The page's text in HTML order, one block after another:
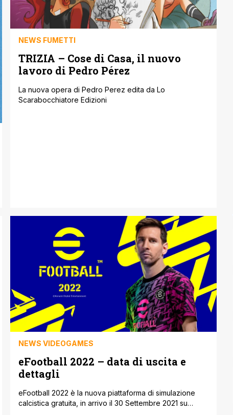
NEWS FUMETTI
TRIZIA – Cose di Casa, il nuovo
lavoro di Pedro Pérez
La nuova opera di Pedro Perez edita da Lo
Scarabocchiatore Edizioni
NEWS VIDEOGAMES
eFootball 2022 – data di uscita e
dettagli
eFootball 2022 è la nuova piattaforma di simulazione
calcistica gratuita, in arrivo il 30 Settembre 2021 su